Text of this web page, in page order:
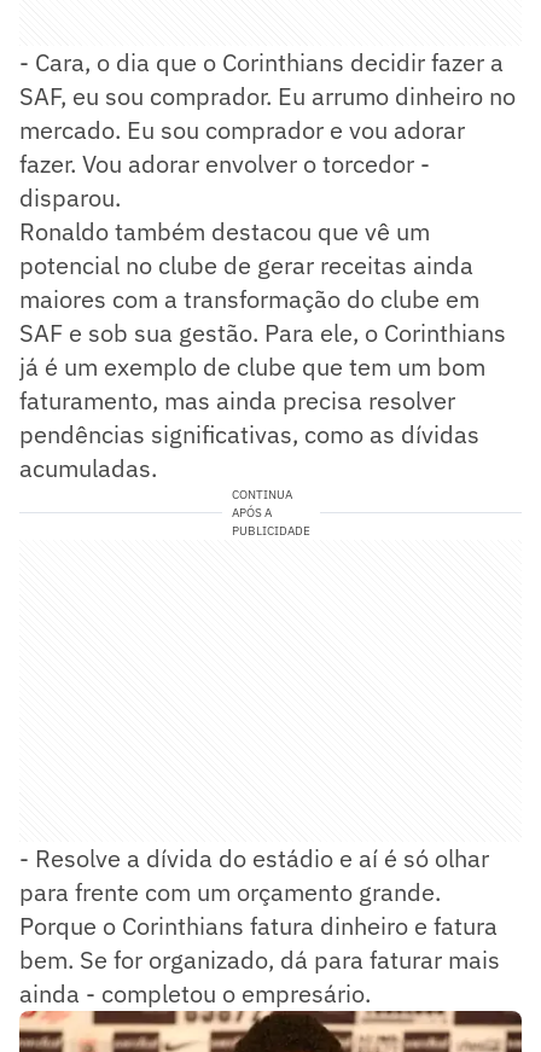
- Cara, o dia que o Corinthians decidir fazer a
SAF, eu sou comprador. Eu arrumo dinheiro no
mercado. Eu sou comprador e vou adorar
fazer. Vou adorar envolver o torcedor -
disparou.
Ronaldo também destacou que vê um
potencial no clube de gerar receitas ainda
maiores com a transformação do clube em
SAF e sob sua gestão. Para ele, o Corinthians
já é um exemplo de clube que tem um bom
faturamento, mas ainda precisa resolver
pendências significativas, como as dívidas
acumuladas.
CONTINUA
APÓS A
PUBLICIDADE
- Resolve a dívida do estádio e aí é só olhar
para frente com um orçamento grande.
Porque o Corinthians fatura dinheiro e fatura
bem. Se for organizado, dá para faturar mais
ainda - completou o empresário.